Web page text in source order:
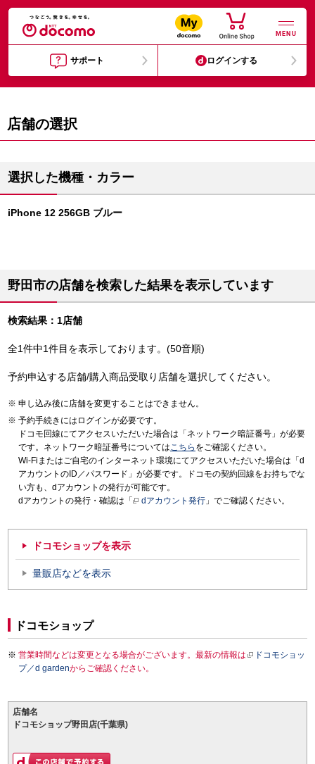
MENU
サポート ログインする
店舗の選択
選択した機種・カラー
iPhone 12 256GB ブルー
野田市の店舗を検索した結果を表示しています
検索結果：1店舗
全1件中1件目を表示しております。(50音順)
予約申込する店舗/購入商品受取り店舗を選択してください。
申し込み後に店舗を変更することはできません。
予約手続きにはログインが必要です。
ドコモ回線にてアクセスいただいた場合は「ネットワーク暗証番号」が必要
です。ネットワーク暗証番号についてはこちら をご確認ください。
Wi-Fiまたはご自宅のインターネット環境にてアクセスいただいた場合は「d
アカウントのID／パスワード」が必要です。ドコモの契約回線をお持ちでな
い方も、dアカウントの発行が可能です。
dアカウントの発行・確認は「
dアカウント発行 」でご確認ください。
ドコモショップを表示
量販店などを表示
ドコモショップ
営業時間などは変更となる場合がございます。最新の情報は
ドコモショッ
プ／d gardenからご確認ください。
店舗名
ドコモショップ野田店(千葉県)